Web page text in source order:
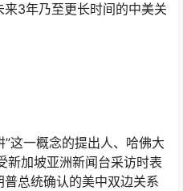
3年乃至更长时间的中美关
一概念的提出人、哈佛大
新加坡亚洲新闻台采访时表
总统确认的美中双边关系